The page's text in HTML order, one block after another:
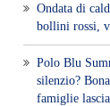
Ondata di
bollini rossi,
Polo Blu
silenzio?
famiglie